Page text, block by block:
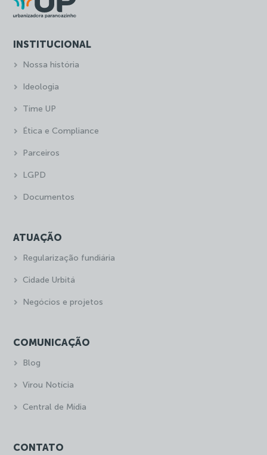
INSTITUCIONAL
Nossa história
Ideologia
Time UP
Ética e Compliance
Parceiros
LGPD
Documentos
ATUAÇÃO
Regularização fundiária
Cidade Urbitá
Negócios e projetos
COMUNICAÇÃO
Blog
Virou Notícia
Central de Mídia
CONTATO